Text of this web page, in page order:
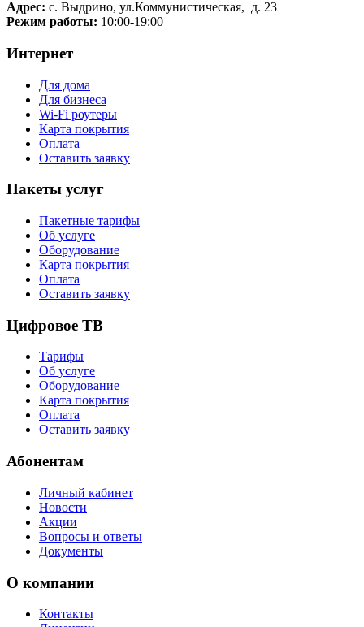
Адрес: с. Выдрино, ул.Коммунистическая, д. 23
Режим работы: 10:00-19:00
Интернет
Для дома
Для бизнеса
Wi-Fi роутеры
Карта покрытия
Оплата
Оставить заявку
Пакеты услуг
Пакетные тарифы
Об услуге
Оборудование
Карта покрытия
Оплата
Оставить заявку
Цифровое ТВ
Тарифы
Об услуге
Оборудование
Карта покрытия
Оплата
Оставить заявку
Абонентам
Личный кабинет
Новости
Акции
Вопросы и ответы
Документы
О компании
Контакты